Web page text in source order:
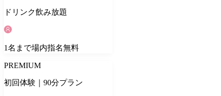
ドリンク飲み放題
1名 まで場内指名無料
PREMIUM
初回体験｜90分プラン